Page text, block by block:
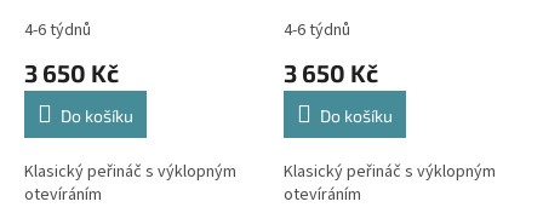
4-6 týdnů
3 650 Kč
Do košíku
Klasický peřináč s výklopným
otevíráním
4-6 týdnů
3 650 Kč
Do košíku
Klasický peřináč s výklopným
otevíráním